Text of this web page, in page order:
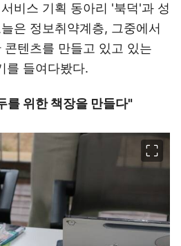
비스 기획 동아리 '북덕'과 성
은 정보취약계층, 그중에서
콘텐츠를 만들고 있고 있는
를 들여다봤다.
를 위한 책장을 만들다"